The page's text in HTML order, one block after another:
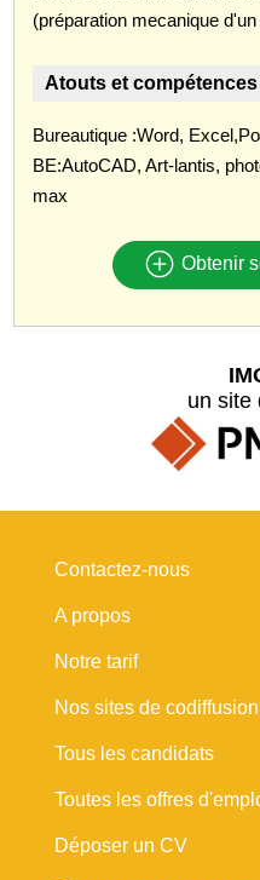
(préparation mecanique
Atouts et compétences
Bureautique :Word,
BE:AutoCAD, Art-lantis,
max
Obtenir
un site
Contactez-nous
A propos
Notre tarif
Nos sites de codiffusion
Tous les candidats
Toutes les offres
Déposer un CV